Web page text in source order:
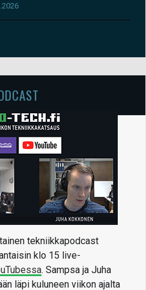
tekniikkapodcast
klo 15 live-
. Sampsa ja Juha
läpi kuluneen viikon ajalta